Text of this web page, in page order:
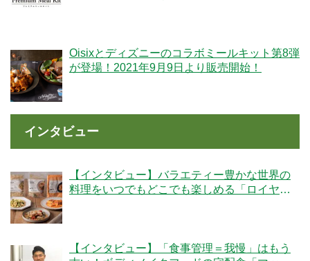
Oisixとディズニーのコラボミールキット第8弾
が登場！2021年9月9日より販売開始！
インタビュー
【インタビュー】バラエティー豊かな世界の
料理をいつでもどこでも楽しめる「ロイヤル
【インタビュー】「食事管理＝我慢」はもう